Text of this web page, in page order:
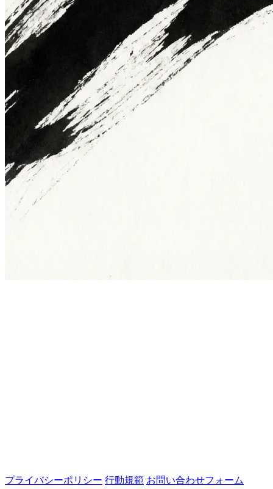
プライバシーポリシー 行動規範 お問い合わせフォーム